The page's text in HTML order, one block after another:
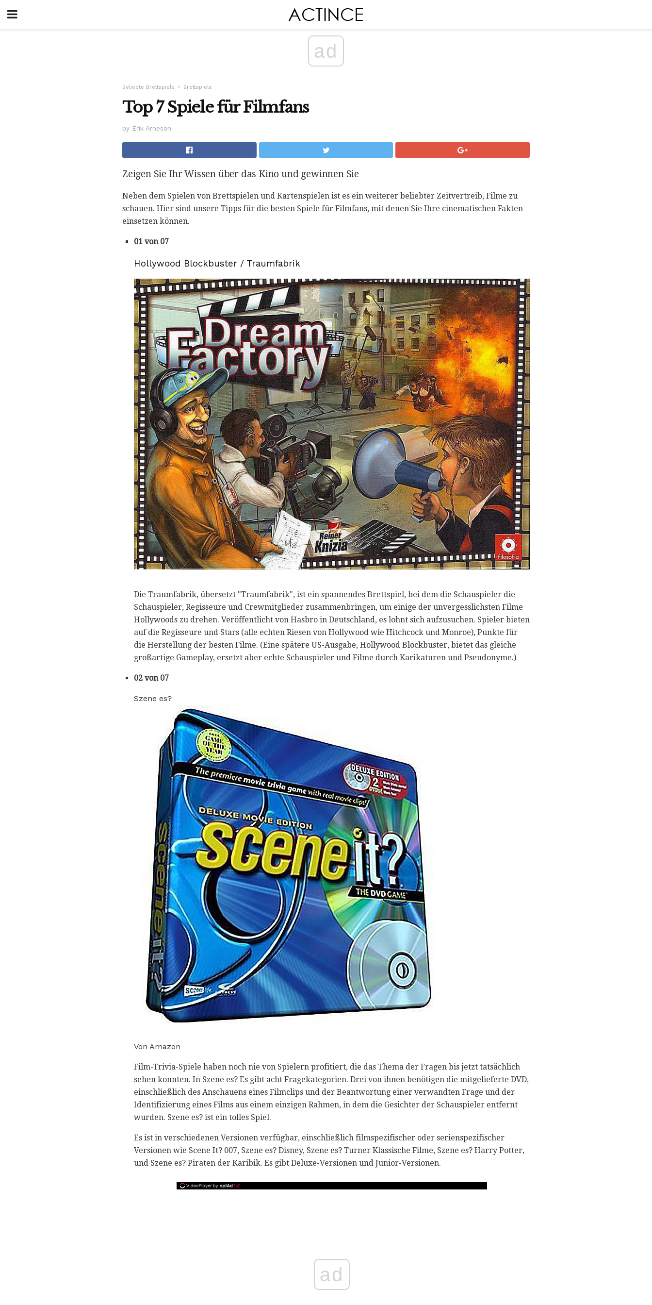
ad
Beliebte Brettspiele Brettspiele
Top 7 Spiele für Filmfans
by Erik Arneson
Zeigen Sie Ihr Wissen über das Kino und gewinnen Sie
Neben dem Spielen von Brettspielen und Kartenspielen ist es ein weiterer beliebter Zeitvertreib, Filme zu
schauen. Hier sind unsere Tipps für die besten Spiele für Filmfans, mit denen Sie Ihre cinematischen Fakten
einsetzen können.
01 von 07
Hollywood Blockbuster / Traumfabrik
Die Traumfabrik, übersetzt "Traumfabrik", ist ein spannendes Brettspiel, bei dem die Schauspieler die
Schauspieler, Regisseure und Crewmitglieder zusammenbringen, um einige der unvergesslichsten Filme
Hollywoods zu drehen. Veröffentlicht von Hasbro in Deutschland, es lohnt sich aufzusuchen. Spieler bieten
auf die Regisseure und Stars (alle echten Riesen von Hollywood wie Hitchcock und Monroe), Punkte für
die Herstellung der besten Filme. (Eine spätere US-Ausgabe, Hollywood Blockbuster, bietet das gleiche
großartige Gameplay, ersetzt aber echte Schauspieler und Filme durch Karikaturen und Pseudonyme.)
02 von 07
Szene es?
Von Amazon
Film-Trivia-Spiele haben noch nie von Spielern profitiert, die das Thema der Fragen bis jetzt tatsächlich
sehen konnten. In Szene es? Es gibt acht Fragekategorien. Drei von ihnen benötigen die mitgelieferte DVD,
einschließlich des Anschauens eines Filmclips und der Beantwortung einer verwandten Frage und der
Identifizierung eines Films aus einem einzigen Rahmen, in dem die Gesichter der Schauspieler entfernt
wurden. Szene es? ist ein tolles Spiel.
Es ist in verschiedenen Versionen verfügbar, einschließlich filmspezifischer oder serienspezifischer
Versionen wie Scene It? 007, Szene es? Disney, Szene es? Turner Klassische Filme, Szene es? Harry Potter,
und Szene es? Piraten der Karibik. Es gibt Deluxe-Versionen und Junior-Versionen.
ad